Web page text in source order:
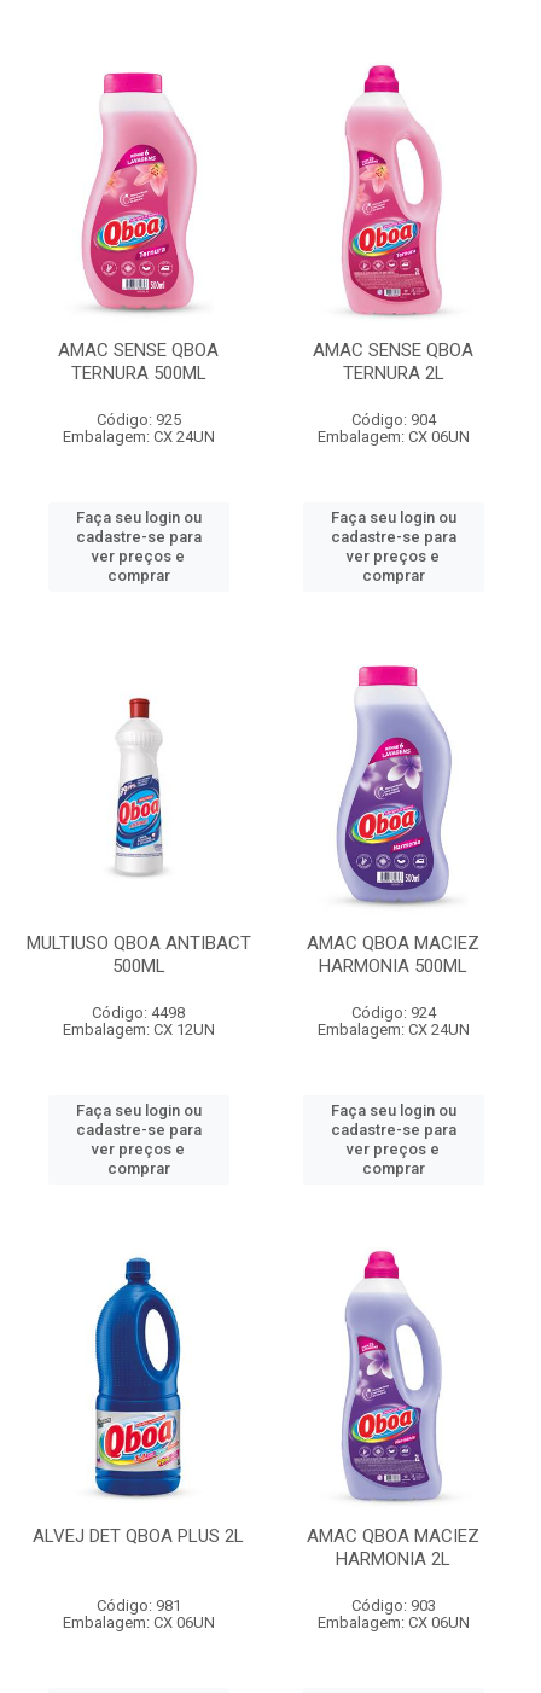
AMAC SENSE QBOA
TERNURA 500ML
Código: 925
Embalagem: CX 24UN
Faça seu login ou
cadastre-se para
ver preços e
comprar
AMAC SENSE QBOA
TERNURA 2L
Código: 904
Embalagem: CX 06UN
Faça seu login ou
cadastre-se para
ver preços e
comprar
MULTIUSO QBOA ANTIBACT
500ML
Código: 4498
Embalagem: CX 12UN
Faça seu login ou
cadastre-se para
ver preços e
comprar
AMAC QBOA MACIEZ
HARMONIA 500ML
Código: 924
Embalagem: CX 24UN
Faça seu login ou
cadastre-se para
ver preços e
comprar
ALVEJ DET QBOA PLUS 2L
Código: 981
Embalagem: CX 06UN
AMAC QBOA MACIEZ
HARMONIA 2L
Código: 903
Embalagem: CX 06UN